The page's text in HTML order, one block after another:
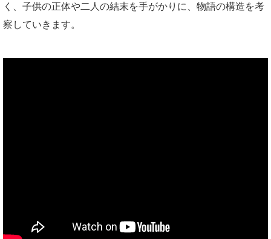
く、子供の正体や二人の結末を手がかりに、物語の構造を考
察していきます。